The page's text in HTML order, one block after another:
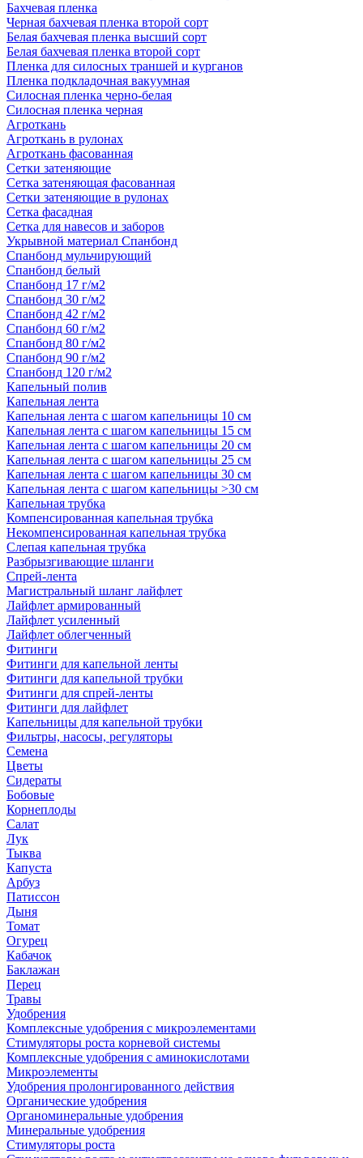
Бахчевая пленка
Черная бахчевая пленка второй сорт
Белая бахчевая пленка высший сорт
Белая бахчевая пленка второй сорт
Пленка для силосных траншей и курганов
Пленка подкладочная вакуумная
Силосная пленка черно-белая
Силосная пленка черная
Агроткань
Агроткань в рулонах
Агроткань фасованная
Сетки затеняющие
Сетка затеняющая фасованная
Сетки затеняющие в рулонах
Сетка фасадная
Сетка для навесов и заборов
Укрывной материал Спанбонд
Спанбонд мульчирующий
Спанбонд белый
Спанбонд 17 г/м2
Спанбонд 30 г/м2
Спанбонд 42 г/м2
Спанбонд 60 г/м2
Спанбонд 80 г/м2
Спанбонд 90 г/м2
Спанбонд 120 г/м2
Капельный полив
Капельная лента
Капельная лента с шагом капельницы 10 см
Капельная лента с шагом капельницы 15 см
Капельная лента с шагом капельницы 20 см
Капельная лента с шагом капельницы 25 см
Капельная лента с шагом капельницы 30 см
Капельная лента с шагом капельницы >30 см
Капельная трубка
Компенсированная капельная трубка
Некомпенсированная капельная трубка
Слепая капельная трубка
Разбрызгивающие шланги
Спрей-лента
Магистральный шланг лайфлет
Лайфлет армированный
Лайфлет усиленный
Лайфлет облегченный
Фитинги
Фитинги для капельной ленты
Фитинги для капельной трубки
Фитинги для спрей-ленты
Фитинги для лайфлет
Капельницы для капельной трубки
Фильтры, насосы, регуляторы
Семена
Цветы
Сидераты
Бобовые
Корнеплоды
Салат
Лук
Тыква
Капуста
Арбуз
Патиссон
Дыня
Томат
Огурец
Кабачок
Баклажан
Перец
Травы
Удобрения
Комплексные удобрения с микроэлементами
Стимуляторы роста корневой системы
Комплексные удобрения с аминокислотами
Микроэлементы
Удобрения пролонгированного действия
Органические удобрения
Органоминеральные удобрения
Минеральные удобрения
Стимуляторы роста